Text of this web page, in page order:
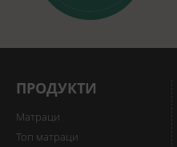
ПРОДУКТИ
Матраци
Топ матраци